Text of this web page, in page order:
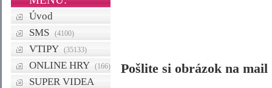
Úvod
SMS
(4100)
VTIPY (35133)
ONLINE HRY (166)
SUPER VIDEA
Pošlite si obrázok na mail